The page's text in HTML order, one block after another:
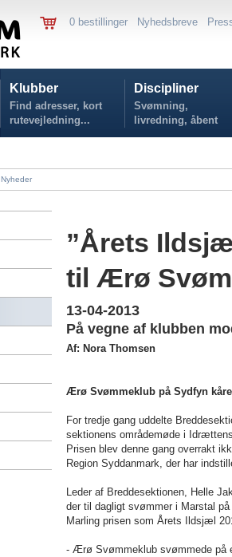
0 bestillinger Nyhedsbreve
Klubber
Find adresser, kort
rutevejledning...
Discipliner
Svømning,
livredning, åbent
vand...
Nyheder
”Årets
til Ærø
13-04-2013
På vegne af klubben
Af: Nora Thomsen
Ærø Svømmeklub på Sydfyn
For tredje gang uddelte
sektionens områdemøde i
Prisen blev denne gang overrakt
Region Syddanmark, der har
Leder af Breddesektionen, Helle
der til dagligt svømmer i Marstal
Marling prisen som Årets Ildsjæl
- Ærø Svømmeklub svømmede på